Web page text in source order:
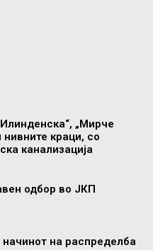
„Мирче
нивните краци, со
канализација
одбор во ЈКП
на распределба